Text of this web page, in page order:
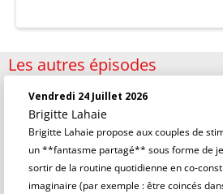
Les autres épisodes
Vendredi 24 Juillet 2026
Brigitte Lahaie
Brigitte Lahaie propose aux couples de
un **fantasme partagé** sous forme de
sortir de la routine quotidienne en co-
imaginaire (par exemple : être coincés